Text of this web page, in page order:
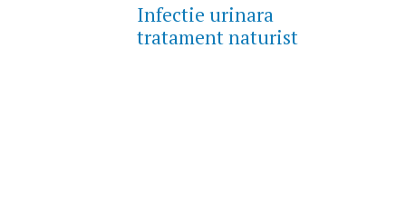
Infectie urinara
tratament naturist